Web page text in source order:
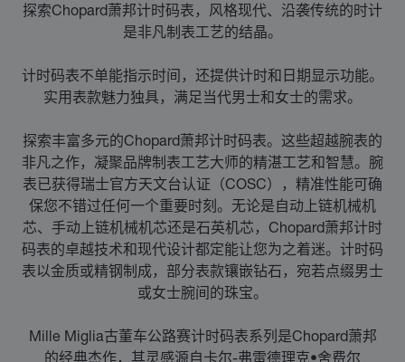
探索Chopard萧邦计时码表，风格现代、沿袭传统的时计
是非凡制表工艺的结晶。
计时码表不单能指示时间，还提供计时和日期显示功能。
实用表款魅力独具，满足当代男士和女士的需求。
探索丰富多元的Chopard萧邦计时码表。这些超越腕表的
非凡之作，凝聚品牌制表工艺大师的精湛工艺和智慧。腕
表已获得瑞士官方天文台认证（COSC），精准性能可确
保您不错过任何一个重要时刻。无论是自动上链机械机
芯、手动上链机械机芯还是石英机芯，Chopard萧邦计时
码表的卓越技术和现代设计都定能让您为之着迷。计时码
表以金质或精钢制成，部分表款镶嵌钻石，宛若点缀男士
或女士腕间的珠宝。
Mille Miglia古董车公路赛计时码表系列是Chopard萧邦
的经典杰作，其灵感源自卡尔-弗雷德理克•舍费尔